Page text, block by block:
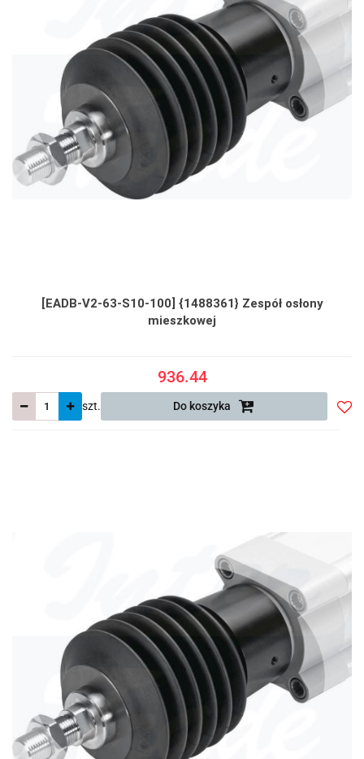
[EADB-V2-63-S10-100] {1488361} Zespół osłony
mieszkowej
936.44
szt. Do koszyka